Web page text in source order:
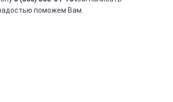
поможем Вам.